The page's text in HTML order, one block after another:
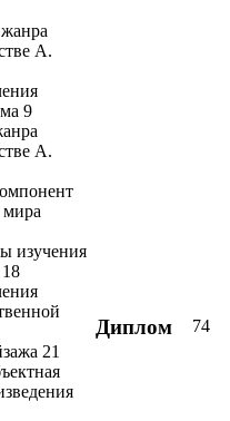
А.
9
А.
мира
изучения
21
Диплом 74